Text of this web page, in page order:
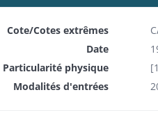
Cote/Cotes extrêmes
Date
Particularité physique
Modalités d'entrées